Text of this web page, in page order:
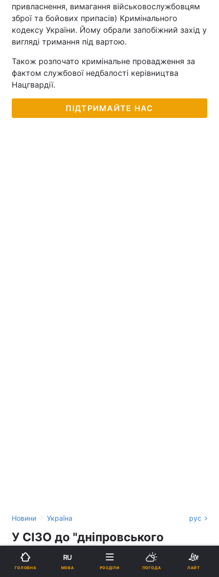
привласнення, вимагання військовослужбовцям
зброї та бойових припасів) Кримінального
кодексу України. Йому обрали запобіжний захід у
вигляді тримання під вартою.
Також розпочато кримінальне провадження за
фактом службової недбалості керівництва
Нацгвардії.
ПІДТРИМАЙТЕ НАС
Новини › Україна рус
У СІЗО до "дніпровського
стрільця" погодилися пустити
його керівництво (документ)
ГОЛОВНА
RU
МОВА РОЗДІЛИ ПОГОДА ЛАЙТ